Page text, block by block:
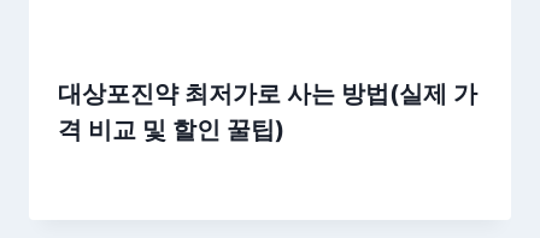
대상포진약 최저가로 사는 방법(실제 가
격 비교 및 할인 꿀팁)